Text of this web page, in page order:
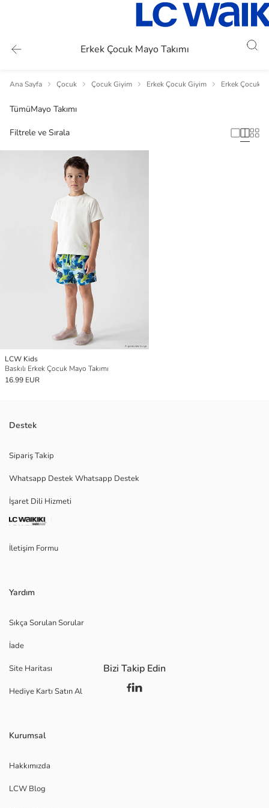
Erkek Çocuk Mayo Takımı
Ana Sayfa Çocuk Çocuk Giyim Erkek Çocuk Giyim Erkek Çocuk
TümüMayo Takımı
Filtrele ve Sırala
LCW Kids
Baskılı Erkek Çocuk Mayo Takımı
16.99 EUR
Destek
Sipariş Takip
Whatsapp Destek Whatsapp Destek
İşaret Dili Hizmeti
İletişim Formu
Yardım
Sıkça Sorulan Sorular
İade
Site Haritası
Hediye Kartı Satın Al
Kurumsal
Hakkımızda
LCW Blog
Bizi Takip Edin